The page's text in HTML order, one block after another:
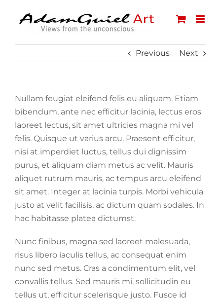
Previous Next
Nullam feugiat eleifend felis eu aliquam. Etiam
bibendum, ante nec efficitur lacinia, lectus eros
laoreet lectus, sit amet ultricies magna mi vel
felis. Quisque ut varius arcu. Praesent efficitur,
nisi at imperdiet luctus, tellus dui dignissim
purus, et aliquam diam metus ac velit. Mauris
aliquet rutrum mauris, ac tempus arcu eleifend
sit amet. Integer at lacinia turpis. Morbi vehicula
justo at velit facilisis, ac dictum quam sodales. In
hac habitasse platea dictumst.
Nunc finibus, magna sed laoreet malesuada,
risus libero iaculis tellus, ac consequat enim
nunc sed metus. Cras a condimentum elit, vel
convallis tellus. Sed mauris mi, sollicitudin eu
tellus ut, efficitur scelerisque justo. Fusce id